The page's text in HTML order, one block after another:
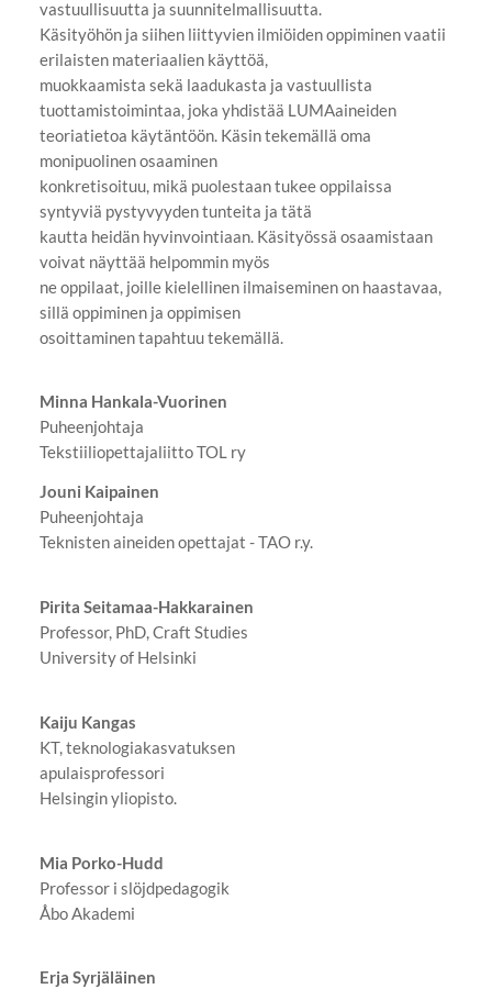
vastuullisuutta ja suunnitelmallisuutta.
Käsityöhön ja siihen liittyvien ilmiöiden oppiminen vaatii
erilaisten materiaalien käyttöä,
muokkaamista sekä laadukasta ja vastuullista
tuottamistoimintaa, joka yhdistää LUMAaineiden
teoriatietoa käytäntöön. Käsin tekemällä oma
monipuolinen osaaminen
konkretisoituu, mikä puolestaan tukee oppilaissa
syntyviä pystyvyyden tunteita ja tätä
kautta heidän hyvinvointiaan. Käsityössä osaamistaan
voivat näyttää helpommin myös
ne oppilaat, joille kielellinen ilmaiseminen on haastavaa,
sillä oppiminen ja oppimisen
osoittaminen tapahtuu tekemällä.
Minna Hankala-Vuorinen
Puheenjohtaja
Tekstiiliopettajaliitto TOL ry
Jouni Kaipainen
Puheenjohtaja
Teknisten aineiden opettajat - TAO r.y.
Pirita Seitamaa-Hakkarainen
Professor, PhD, Craft Studies
University of Helsinki
Kaiju Kangas
KT, teknologiakasvatuksen
apulaisprofessori
Helsingin yliopisto.
Mia Porko-Hudd
Professor i slöjdpedagogik
Åbo Akademi
Erja Syrjäläinen